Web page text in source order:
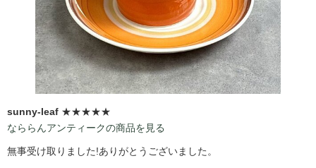
sunny-leaf ★★★★★
なららんアンティークの商品を見る
無事受け取りました!ありがとうございました。